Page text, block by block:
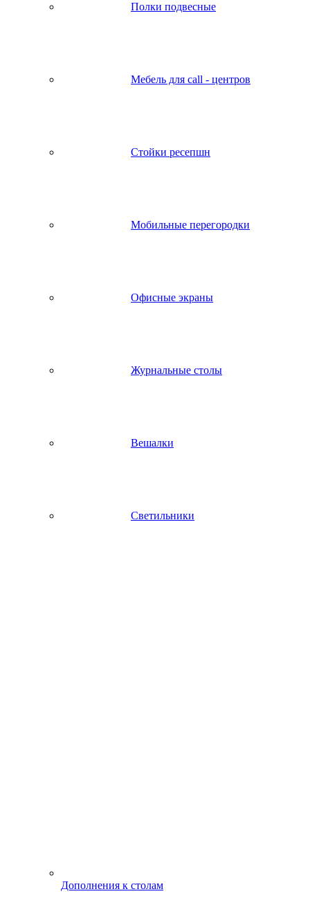
Полки подвесные
Мебель для call - центров
Стойки ресепшн
Мобильные перегородки
Офисные экраны
Журнальные столы
Вешалки
Светильники
Дополнения к столам